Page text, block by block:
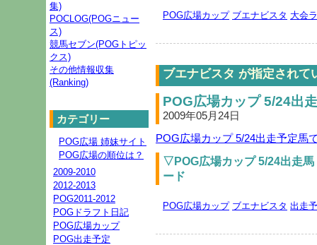
POG広場カップ ブエナビスタ 大会
ブエナビスタ が指定されて
POG広場カップ 5/24出
2009年05月24日
POG広場カップ 5/24出走予定馬
▽POG広場カップ 5/24出走
ード
POG広場カップ ブエナビスタ 出走
集)
POCLOG(POGニュー
ス)
競馬セブン(POGトピッ
クス)
その他情報収集
(Ranking)
カテゴリー
POG広場 姉妹サイト
POG広場の順位は？
2009-2010
2012-2013
POG2011-2012
POGドラフト日記
POG広場カップ
POG出走予定